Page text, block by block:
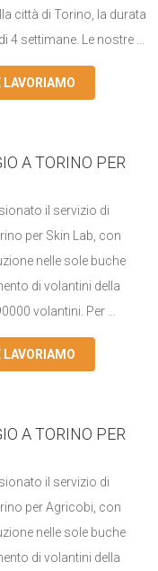
città di Torino, la durata
4 settimane. Le nostre ...
A TORINO PER
il servizio di
per Skin Lab, con
nelle sole buche
di volantini della
volantini. Per ...
A TORINO PER
il servizio di
per Agricobi, con
nelle sole buche
di volantini della